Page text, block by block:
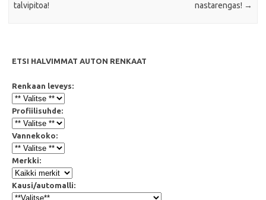
talvipitoa!
nastarengas! →
ETSI HALVIMMAT AUTON RENKAAT
Renkaan leveys:
Profiilisuhde:
Vannekoko:
Merkki:
Kausi/automalli: